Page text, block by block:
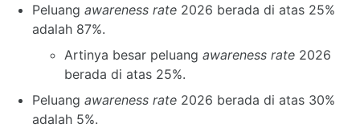
Peluang awareness rate 2026 berada di atas 25%
adalah 87%.
Artinya besar peluang awareness rate 2026
berada di atas 25%.
Peluang awareness rate 2026 berada di atas 30%
adalah 5%.